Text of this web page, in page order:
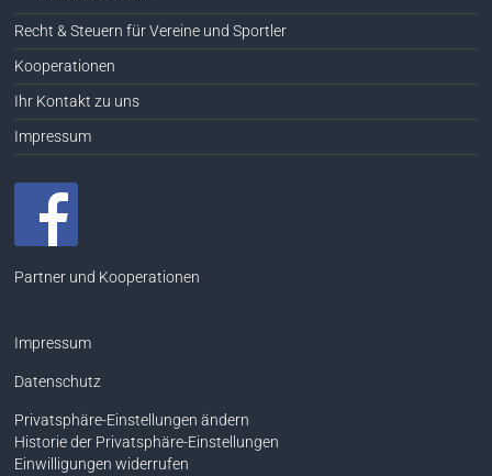
Recht & Steuern für Vereine und Sportler
Kooperationen
Ihr Kontakt zu uns
Impressum
Partner und Kooperationen
Impressum
Datenschutz
Privatsphäre-Einstellungen ändern
Historie der Privatsphäre-Einstellungen
Einwilligungen widerrufen